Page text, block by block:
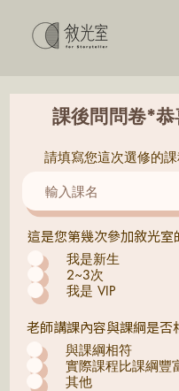
課後問問卷*
請填寫您這次選修的
這是您第幾次參加敘光室
我是新生
2~3次
我是 VIP
老師講課內容與課綱是否
與課綱相符
實際課程比課綱豐
其他